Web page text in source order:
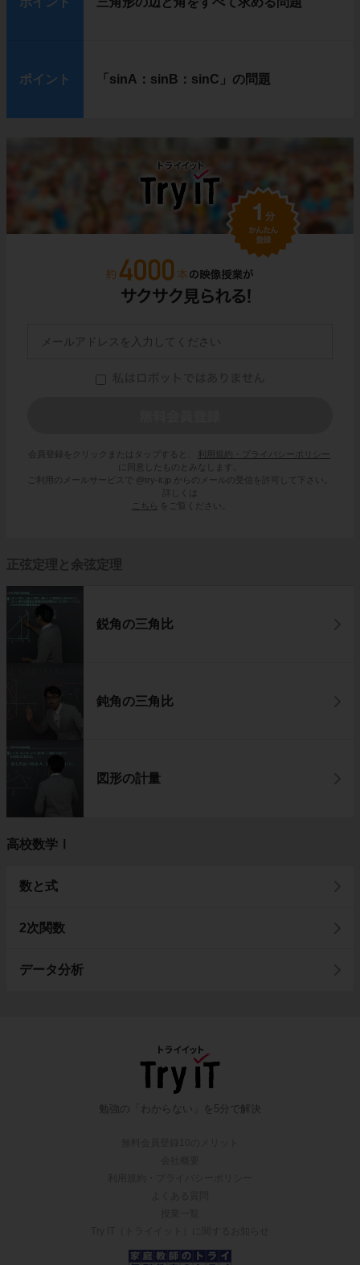
ポイント 「sinA：sinB：sinC」の問題
会員登録をクリックまたはタップすると、
利用規約・プライバシーポリシー
に同意したものとみなします。
ご利用のメールサービスで @try-it.jp からのメールの受信を許可して下さい。
詳しくは
こちら
をご覧ください。
正弦定理と余弦定理
鋭角の三角比
鈍角の三角比
図形の計量
高校数学Ⅰ
数と式
2次関数
データ分析
勉強の「わからない」を5分で解決